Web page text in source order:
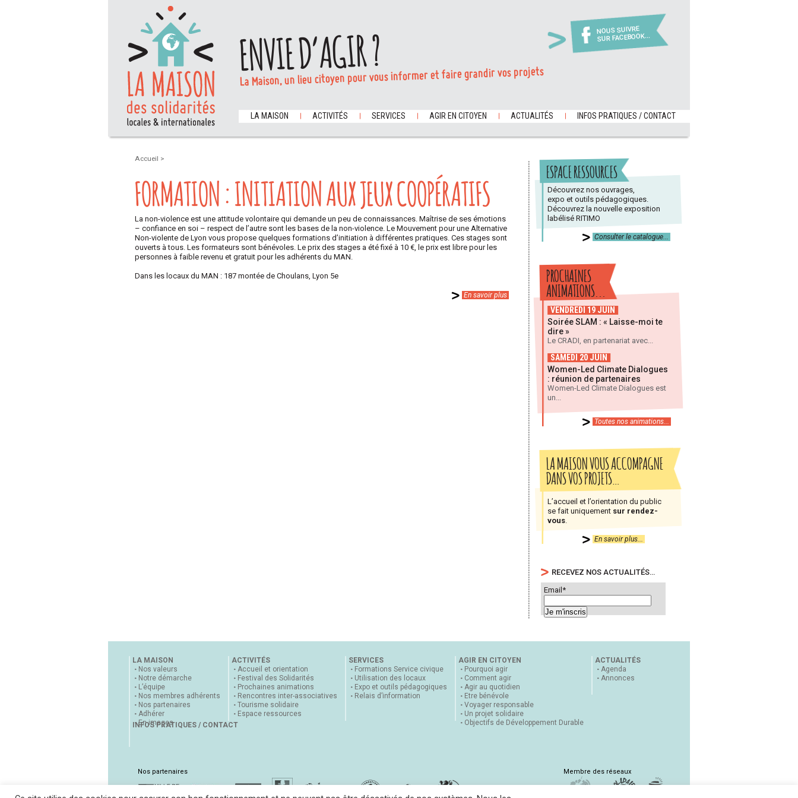
NOUS SUIVRE
SUR FACEBOOK...
ENVIE D’AGIR ?
La Maison, un lieu citoyen pour vous informer et faire grandir vos projets
LA MAISON ACTIVITÉS SERVICES AGIR EN CITOYEN ACTUALITÉS INFOS PRATIQUES / CONTACT
Accueil >
FORMATION : INITIATION AUX JEUX COOPÉRATIFS
La non-violence est une attitude volontaire qui demande un peu de connaissances. Maîtrise de ses émotions
– confiance en soi – respect de l’autre sont les bases de la non-violence. Le Mouvement pour une Alternative
Non-violente de Lyon vous propose quelques formations d’initiation à différentes pratiques. Ces stages sont
ouverts à tous. Les formateurs sont bénévoles. Le prix des stages a été fixé à 10 €, le prix est libre pour les
personnes à faible revenu et gratuit pour les adhérents du MAN.
Dans les locaux du MAN : 187 montée de Choulans, Lyon 5e
En savoir plus
ESPACE RESSOURCES
Découvrez nos ouvrages,
expo et outils pédagogiques.
Découvrez la nouvelle exposition
labélisé RITIMO
Consulter le catalogue...
PROCHAINES
ANIMATIONS...
VENDREDI 19 JUIN
Soirée SLAM : « Laisse-moi te
dire »
Le CRADI, en partenariat avec...
SAMEDI 20 JUIN
Women-Led Climate Dialogues
: réunion de partenaires
Women-Led Climate Dialogues est
un...
Toutes nos animations...
LA MAISON VOUS ACCOMPAGNE
DANS VOS PROJETS…
L’accueil et l’orientation du public
se fait uniquement sur rendez-
vous
En savoir plus...
RECEVEZ NOS ACTUALITÉS…
Email*
LA MAISON
Nos valeurs
Notre démarche
L’équipe
Nos membres adhérents
Nos partenaires
Adhérer
En images
ACTIVITÉS
Accueil et orientation
Festival des Solidarités
Prochaines animations
Rencontres inter-associatives
Tourisme solidaire
Espace ressources
SERVICES
Formations Service civique
Utilisation des locaux
Expo et outils pédagogiques
Relais d’information
AGIR EN CITOYEN
Pourquoi agir
Comment agir
Agir au quotidien
Etre bénévole
Voyager responsable
Un projet solidaire
Objectifs de Développement Durable
ACTUALITÉS
Agenda
Annonces
INFOS PRATIQUES / CONTACT
Nos partenaires Membre des réseaux